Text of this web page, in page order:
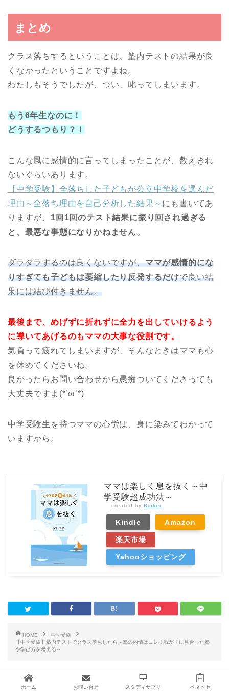
まとめ
クラス落ちするということは、塾内テストの結果が良
くなかったということですよね。
わたしもそうでしたが、つい、叱ってしまいます。
もう6年生なのに！
どうするつもり？！
こんな風に感情的に言ってしまったことが、数えきれ
ないぐらいあります。
【中学受験】全落ちした子どもが公立中学校を選んだ
理由～全落ち理由を自己分析した結果～ にも書いてあ
りますが、 1回1回のテスト結果に振り回され過ぎる
と、最悪な事態になりかねません。
ダラダラするのは良くないですが、ママが感情的にな
りすぎても子どもは萎縮したり反発するだけで良い結
果には結び付きません。
最後まで、めげずに折れずに全力を出していけるよう
に導いてあげるのもママの大事な役割です。
気負って疲れてしまいますが、そんなときはママも心
を休めてくださいね。
良かったらお問い合わせから愚痴ついてくださっても
大丈夫ですよ(*’ω’*)
中学受験生を持つママの心労は、身に染みてわかって
いますから。
ママは楽しく息を抜く～中
学受験超成功法～
created by Rinker
Kindle Amazon
楽天市場
Yahooショッピング
HOME
中学受験
【中学受験】塾内テストでクラス落ちしたら～塾の内情はコレ！我が子に見合った塾
や学び方を考える～
RELATED POST
ホーム お問い合せ スタディサプリ ベネッセ